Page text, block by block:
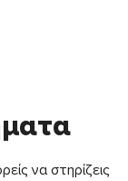
να στηρίζεις